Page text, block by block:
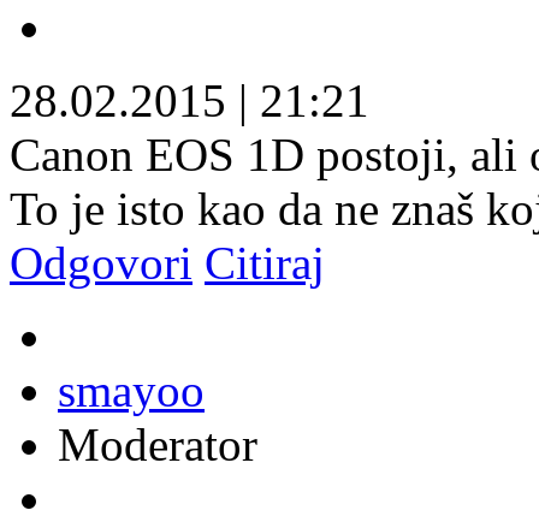
28.02.2015 | 21:21
Canon EOS 1D postoji, ali
To je isto kao da ne znaš
Odgovori Citiraj
smayoo
Moderator